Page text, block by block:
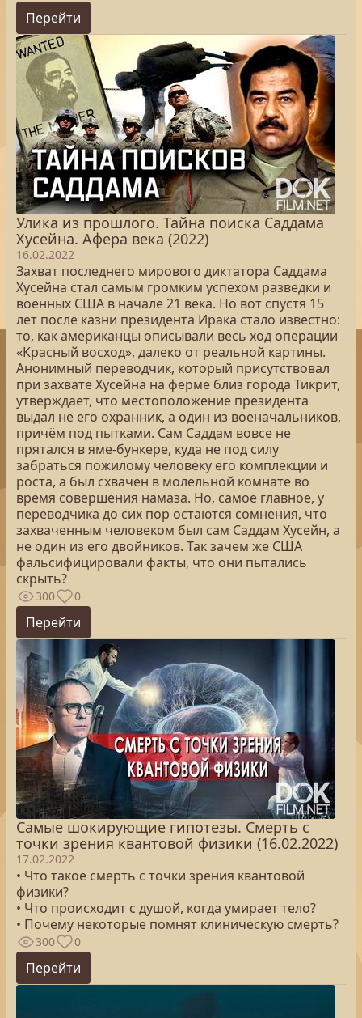
Перейти
Улика из прошлого. Тайна поиска Саддама
Хусейна. Афера века (2022)
16.02.2022
Захват последнего мирового диктатора Саддама
Хусейна стал самым громким успехом разведки и
военных США в начале 21 века. Но вот спустя 15
лет после казни президента Ирака стало известно:
то, как американцы описывали весь ход операции
«Красный восход», далеко от реальной картины.
Анонимный переводчик, который присутствовал
при захвате Хусейна на ферме близ города Тикрит,
утверждает, что местоположение президента
выдал не его охранник, а один из военачальников,
причём под пытками. Сам Саддам вовсе не
прятался в яме-бункере, куда не под силу
забраться пожилому человеку его комплекции и
роста, а был схвачен в молельной комнате во
время совершения намаза. Но, самое главное, у
переводчика до сих пор остаются сомнения, что
захваченным человеком был сам Саддам Хусейн, а
не один из его двойников. Так зачем же США
фальсифицировали факты, что они пытались
скрыть?
300 0
Перейти
Самые шокирующие гипотезы. Смерть с
точки зрения квантовой физики (16.02.2022)
17.02.2022
• Что такое смерть с точки зрения квантовой
физики?
• Что происходит с душой, когда умирает тело?
• Почему некоторые помнят клиническую смерть?
300 0
Перейти